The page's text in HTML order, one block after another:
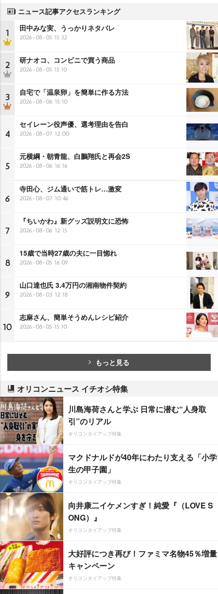
ニュース記事アクセスランキング
1 田中みな実、うっかりネタバレ
2026-08-05 15:32
2 研ナオコ、コンビニで買う商品
2026-08-05 15:10
3 自宅で「温泉卵」を簡単に作る方法
2026-08-06 15:10
4
セイレーン役声優、選考理由を告白
2026-08-07 12:00
5
元横綱・朝青龍、白鵬翔氏と再会2S
2026-08-06 16:16
6
寺田心、ジム通いで筋トレ…激変
2026-08-07 10:46
7
『ちいかわ』新グッズ説明文に恐怖
2026-08-06 12:15
8
15歳で当時27歳の夫に一目惚れ
2026-08-05 16:09
9
山口達也氏 3.4万円の湘南物件契約
2026-08-03 12:18
10
志麻さん、簡単そうめんレシピ紹介
2026-08-05 15:10
もっと見る
オリコンニュース イチオシ特集
川島海荷さんと学ぶ 日常に潜む“人身取
引”のリアル
オリコンタイアップ特集
マクドナルドが40年にわたり支える「小学
生の甲子園」
オリコンタイアップ特集
向井康二イケメンすぎ！純愛『（LOVE S
ONG）』
オリコンタイアップ特集
大好評につき再び！ファミマ名物45％増量
キャンペーン
オリコンタイアップ特集